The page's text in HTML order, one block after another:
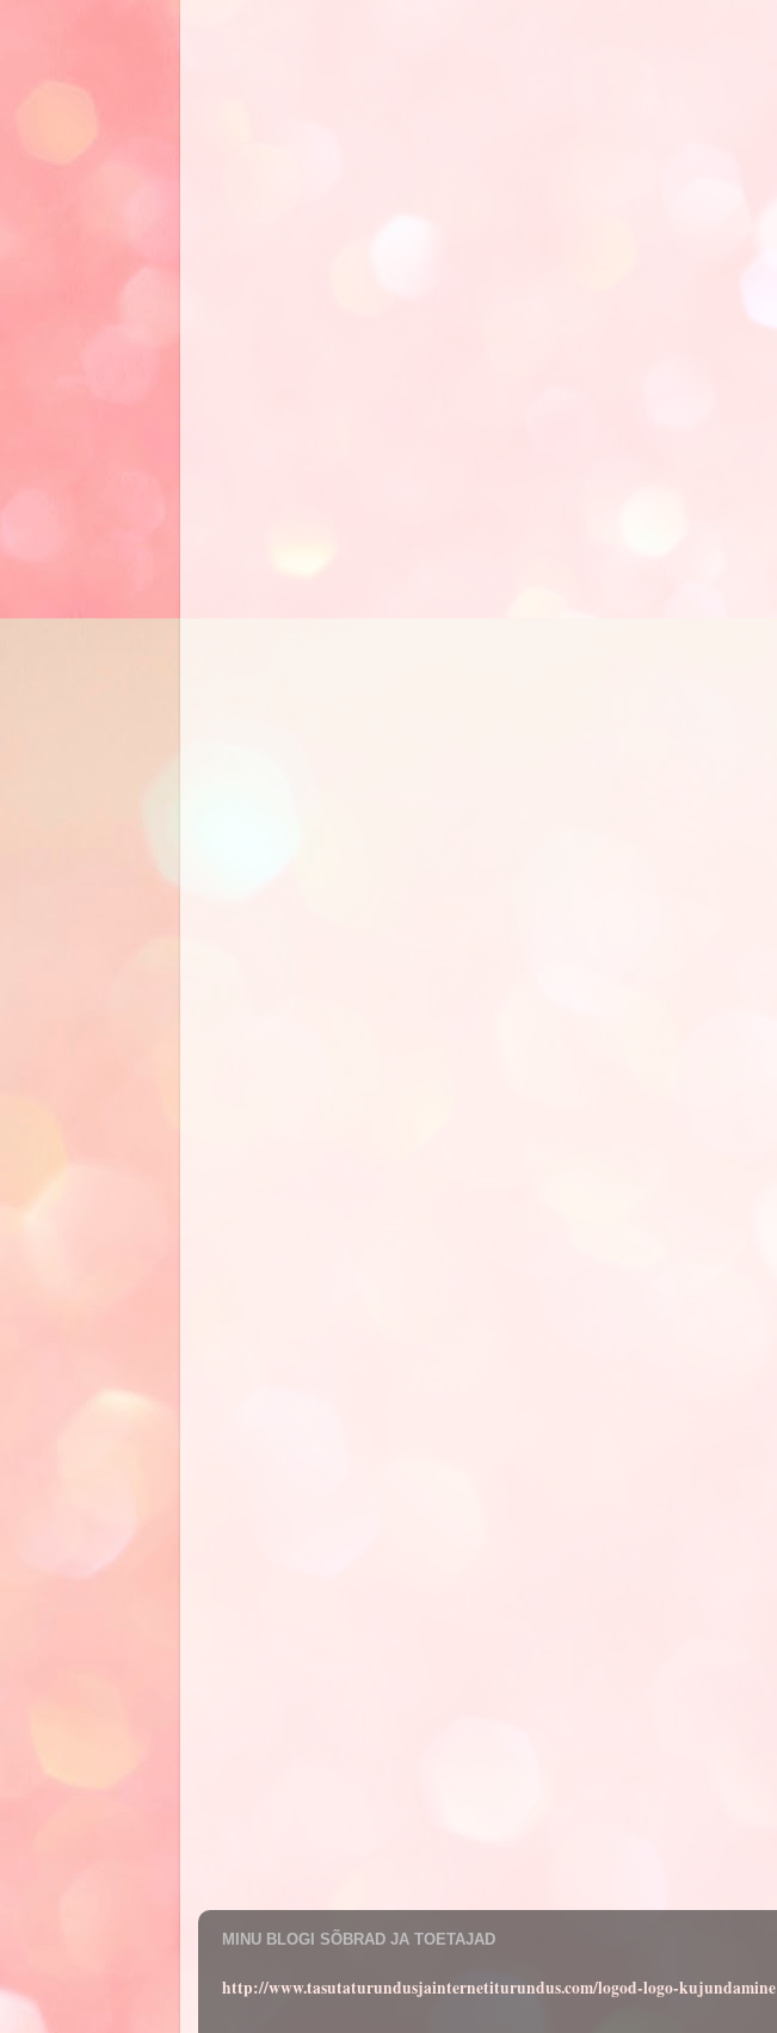
MINU BLOGI SÕBRAD JA TOETAJAD
http://www.tasutaturundusjainternetiturundus.com/logod-logo-kujundamine